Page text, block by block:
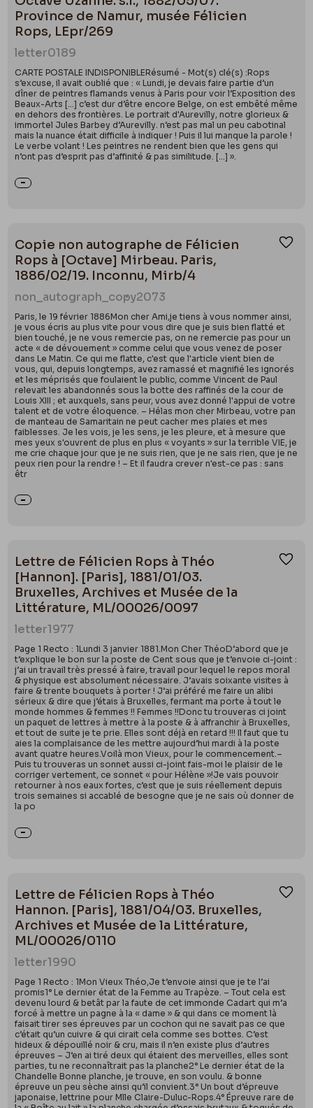
Province de Namur, musée Félicien
Rops, LEpr/269
letter0189
CARTE POSTALE INDISPONIBLERésumé - Mot(s) clé(s) :Rops
s’excuse, il avait oublié que : « Lundi, je devais faire partie d’un
dîner de peintres flamands venus à Paris pour voir l’Exposition des
Beaux-Arts […] c’est dur d’être encore Belge, on est embêté même
en dehors des frontières. Le portrait d'Aurevilly, notre glorieux &
immortel Jules Barbey d’Aurevilly. n’est pas mal un peu cabotinal
mais la nuance était difficile à indiquer ! Puis il lui manque la parole !
Le verbe volant ! Les peintres ne rendent bien que les gens qui
n’ont pas d’esprit pas d’affinité & pas similitude. […] ».
Copie non autographe de Félicien
Rops à [Octave] Mirbeau. Paris,
1886/02/19. Inconnu, Mirb/4
non_autograph_copy2073
Paris, le 19 février 1886Mon cher Ami,je tiens à vous nommer ainsi,
je vous écris au plus vite pour vous dire que je suis bien flatté et
bien touché, je ne vous remercie pas, on ne remercie pas pour un
acte « de dévouement » comme celui que vous venez de poser
dans Le Matin. Ce qui me flatte, c'est que l'article vient bien de
vous, qui, depuis longtemps, avez ramassé et magnifié les ignorés
et les méprisés que foulaient le public, comme Vincent de Paul
relevait les abandonnés sous la botte des raffinés de la cour de
Louis XIII ; et auxquels, sans peur, vous avez donné l'appui de votre
talent et de votre éloquence. – Hélas mon cher Mirbeau, votre pan
de manteau de Samaritain ne peut cacher mes plaies et mes
faiblesses. Je les vois, je les sens, je les pleure, et à mesure que
mes yeux s'ouvrent de plus en plus « voyants » sur la terrible VIE, je
me crie chaque jour que je ne suis rien, que je ne sais rien, que je ne
peux rien pour la rendre ! – Et il faudra crever n'est-ce pas : sans
êtr
Lettre de Félicien Rops à Théo
[Hannon]. [Paris], 1881/01/03.
Bruxelles, Archives et Musée de la
Littérature, ML/00026/0097
letter1977
Page 1 Recto : 1Lundi 3 janvier 1881.Mon Cher ThéoD’abord que je
t’explique le bon sur la poste de Cent sous que je t’envoie ci-joint :
j’ai un travail très pressé à faire, travail pour lequel le repos moral
& physique est absolument nécessaire. J’avais soixante visites à
faire & trente bouquets à porter ! J’ai préféré me faire un alibi
sérieux & dire que j’étais à Bruxelles, fermant ma porte à tout le
monde hommes & femmes !! Femmes !!Donc tu trouveras ci joint
un paquet de lettres à mettre à la poste & à affranchir à Bruxelles,
et tout de suite je te prie. Elles sont déjà en retard !!! Il faut que tu
aies la complaisance de les mettre aujourd’hui mardi à la poste
avant quatre heures.Voilà mon Vieux, pour le commencement.–
Puis tu trouveras un sonnet aussi ci-joint fais-moi le plaisir de le
corriger vertement, ce sonnet « pour Hélène »!Je vais pouvoir
retourner à nos eaux fortes, c’est que je suis réellement depuis
trois semaines si accablé de besogne que je ne sais où donner de
la po
Lettre de Félicien Rops à Théo
Hannon. [Paris], 1881/04/03. Bruxelles,
Archives et Musée de la Littérature,
ML/00026/0110
letter1990
Page 1 Recto : 1Mon Vieux Théo,Je t’envoie ainsi que je te l’ai
promis1° Le dernier état de la Femme au Trapèze. – Tout cela est
devenu lourd & betât par la faute de cet immonde Cadart qui m’a
forcé à mettre un pagne à la « dame » & qui dans ce moment là
faisait tirer ses épreuves par un cochon qui ne savait pas ce que
c’était qu’un cuivre & qui cirait cela comme ses bottes. C’est
hideux & dépouillé noir & cru, mais il n’en existe plus d’autres
épreuves – J’en ai tiré deux qui étaient des merveilles, elles sont
parties, tu ne reconnaîtrait pas la planche2° Le dernier état de la
Chandelle Bonne planche, je trouve, en son voulu. & bonne
épreuve un peu sèche ainsi qu’il convient.3° Un bout d’épreuve
japonaise, lettrine pour Mlle Claire-Duluc-Rops.4° Épreuve rare de